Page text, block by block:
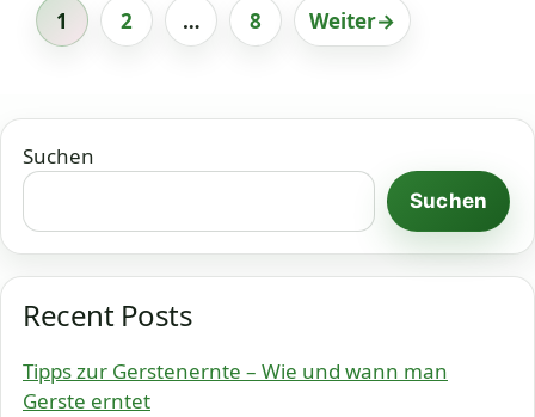
Seite
1 Seite
2 … Seite
8 Weiter→
Suchen
Suchen
Recent Posts
Tipps zur Gerstenernte – Wie und wann man
Gerste erntet